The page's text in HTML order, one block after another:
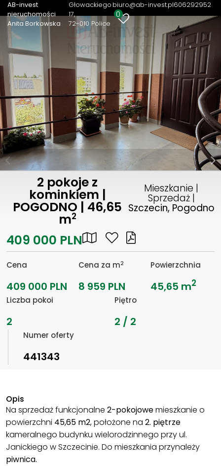
AB-invest
nieruchomości
Anita Borkowska
Głowackiego
17
72-010 Police
biuro@ab-invest.pl606292952
0
2 pokoje z
kominkiem |
POGODNO | 46,65
m2
Mieszkanie |
Sprzedaż |
Szczecin, Pogodno
409 000 PLN
Cena
409 000 PLN
Cena za m2
8 959 PLN
Powierzchnia
45,65 m2
Liczba pokoi
2
Piętro
2 / 2
Numer oferty
441343
Opis
Na sprzedaż funkcjonalne 2-pokojowemieszkanie o
powierzchni 45,65 m2, położone na 2. piętrze
kameralnego budynku wielorodzinnego przy ul.
Janickiego w Szczecinie. Do mieszkania przynależy
piwnica.